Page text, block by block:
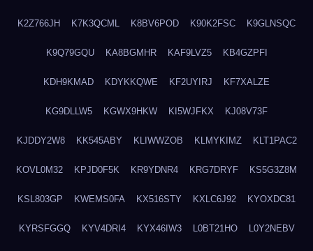
K2Z766JH K7K3QCML K8BV6POD K90K2FSC K9GLNSQC
K9Q79GQU KA8BGMHR KAF9LVZ5 KB4GZPFI
KDH9KMAD KDYKKQWE KF2UYIRJ KF7XALZE
KG9DLLW5 KGWX9HKW KI5WJFKX KJ08V73F
KJDDY2W8 KK545ABY KLIWWZOB KLMYKIMZ KLT1PAC2
KOVL0M32 KPJD0F5K KR9YDNR4 KRG7DRYF KS5G3Z8M
KSL803GP KWEMS0FA KX516STY KXLC6J92 KYOXDC81
KYRSFGGQ KYV4DRI4 KYX46IW3 L0BT21HO L0Y2NEBV